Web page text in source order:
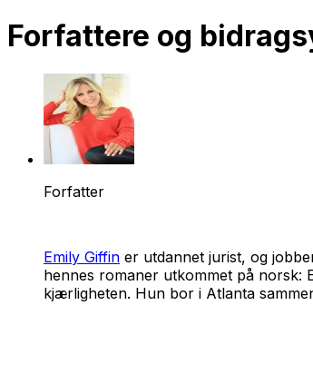
Forfattere og
Forfatter
Emily Giffin er utdannet jurist, og
hennes romaner utkommet på norsk:
kjærligheten. Hun bor i Atlanta